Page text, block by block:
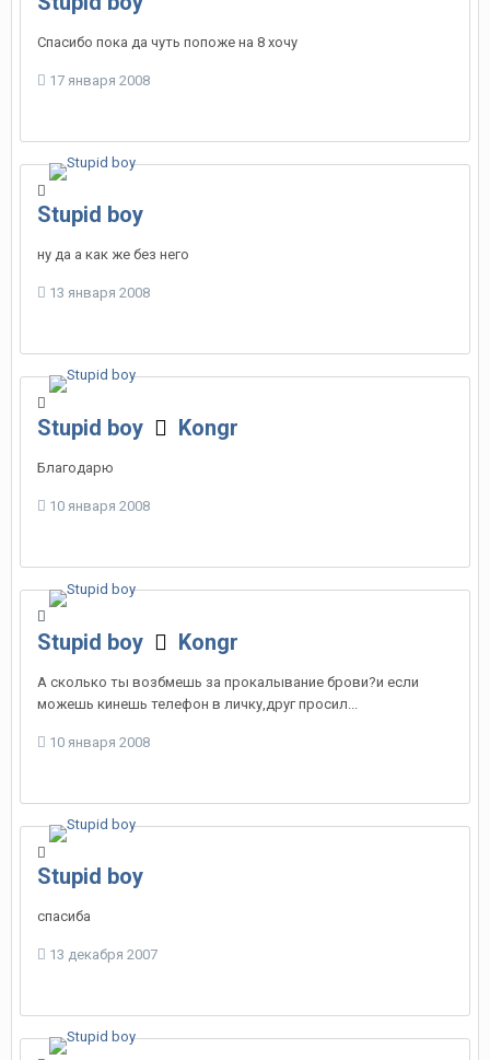
Спасибо пока да чуть попоже на 8 хочу
17 января 2008
Stupid boy
ну да а как же без него
13 января 2008
Stupid boy Kongr
Благодарю
10 января 2008
Stupid boy Kongr
А сколько ты возбмешь за прокалывание брови?и если
можешь кинешь телефон в личку,друг просил...
10 января 2008
Stupid boy
спасиба
13 декабря 2007